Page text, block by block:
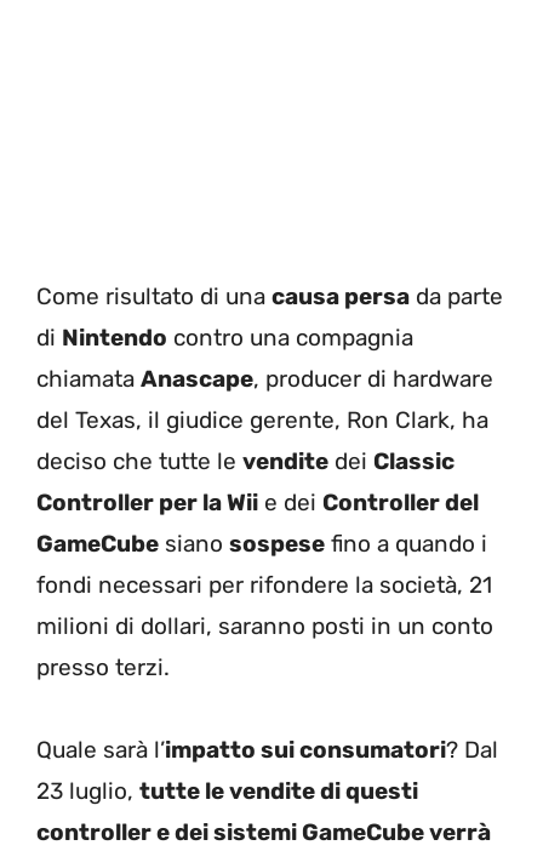
Come risultato di una causa persa da parte
di Nintendo contro una compagnia
chiamata Anascape, producer di hardware
del Texas, il giudice gerente, Ron Clark, ha
deciso che tutte le vendite dei Classic
Controller per la Wii e dei Controller del
GameCube siano sospese fino a quando i
fondi necessari per rifondere la società, 21
milioni di dollari, saranno posti in un conto
presso terzi.
Quale sarà l’impatto sui consumatori? Dal
23 luglio, tutte le vendite di questi
controller e dei sistemi GameCube verrà